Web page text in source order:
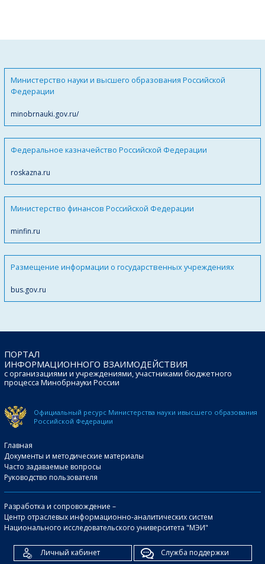
Министерство науки и высшего образования Российской
Федерации
minobrnauki.gov.ru/
Федеральное казначейство Российской Федерации
roskazna.ru
Министерство финансов Российской Федерации
minfin.ru
Размещение информации о государственных учреждениях
bus.gov.ru
ПОРТАЛ
ИНФОРМАЦИОННОГО ВЗАИМОДЕЙСТВИЯ
с организациями и учреждениями, участниками бюджетного
процесса Минобрнауки России
Официальный ресурс Министерства науки ивысшего образования
Российской Федерации
Главная
Документы и методические материалы
Часто задаваемые вопросы
Руководство пользователя
Разработка и сопровождение –
Центр отраслевых информационно-аналитических систем
Национального исследовательского университета "МЭИ"
Личный кабинет Служба поддержки